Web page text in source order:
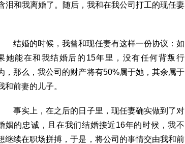
泪和我离婚了。随后，我和在我公司打工的现任妻
结婚的时候，我曾和现任妻有这样一份协议：如
她能在和我结婚后的15年里，没有任何背叛行
，那么，我公司的财产将有50%属于她，其余属于
和前妻的儿子。
事实上，在之后的日子里，现任妻确实做到了对
姻的忠诚，且在我们结婚接近16年的时候，我不
继续在职场拼搏，于是，将公司的事情交由我和前